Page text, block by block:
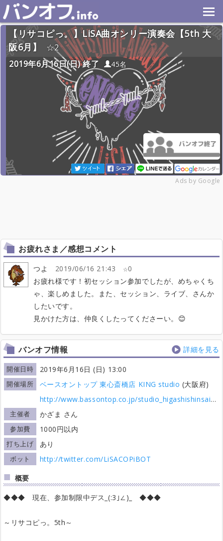
【リサコピっ。】LiSA曲オンリー演奏会【5th 大
阪6月】
2
2019年6月16日(日) 終了
45名
Ads by Google
お疲れさま／感想コメント
つよ 2019/06/16 21:43
0
お疲れ様です！初セッション参加でしたが、めちゃくち
ゃ、楽しめました。また、セッション、ライブ、さんか
したいです。
見かけた方は、仲良くしたってくださーい。😊
バンオフ情報 詳細を見る
開催日時 2019年6月16日 (日) 13:00
開催場所 ベースオントップ 東心斎橋店 KING studio (大阪府)
http://www.bassontop.co.jp/studio_higashishinsaibashi/
主催者 かざま さん
参加費 1000円以内
打ち上げ あり
ボット
http://twitter.com/LiSACOPiBOT
概要
◆◆◆ 現在、参加制限中デス_(:3｣∠)_ ◆◆◆
～リサコピっ。5th～